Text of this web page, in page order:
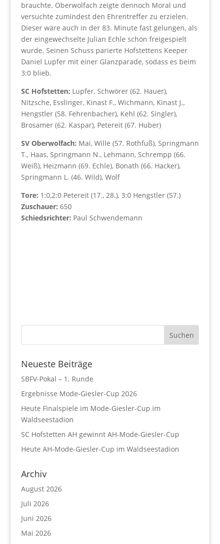
brauchte. Oberwolfach zeigte dennoch Moral und
versuchte zumindest den Ehrentreffer zu erzielen.
Dieser wäre auch in der 83. Minute fast gelungen, als
der eingewechselte Julian Echle schön freigespielt
wurde. Seinen Schuss parierte Hofstettens Keeper
Daniel Lupfer mit einer Glanzparade, sodass es beim
3:0 blieb.
SC Hofstetten: Lupfer, Schwörer (62. Hauer),
Nitzsche, Esslinger, Kinast F., Wichmann, Kinast J.,
Hengstler (58. Fehrenbacher), Kehl (62. Singler),
Brosamer (62. Kaspar), Petereit (67. Huber)
SV Oberwolfach: Mai, Wille (57. Rothfuß), Springmann
T., Haas, Springmann N., Lehmann, Schrempp (66.
Weiß), Heizmann (69. Echle), Bonath (66. Hacker),
Springmann L. (46. Wild), Wolf
Tore: 1:0,2:0 Petereit (17., 28.), 3:0 Hengstler (57.)
Zuschauer: 650
Schiedsrichter: Paul Schwendemann
Neueste Beiträge
SBFV-Pokal – 1. Runde
Ergebnisse Mode-Giesler-Cup 2026
Heute Finalspiele im Mode-Giesler-Cup im
Waldseestadion
SC Hofstetten AH gewinnt AH-Mode-Giesler-Cup
Heute AH-Mode-Giesler-Cup im Waldseestadion
Archiv
August 2026
Juli 2026
Juni 2026
Mai 2026